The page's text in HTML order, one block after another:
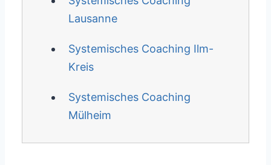
Lausanne
Systemisches Coaching Ilm-
Kreis
Systemisches Coaching
Mülheim